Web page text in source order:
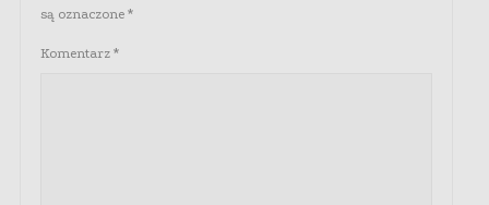
są oznaczone *
Komentarz *